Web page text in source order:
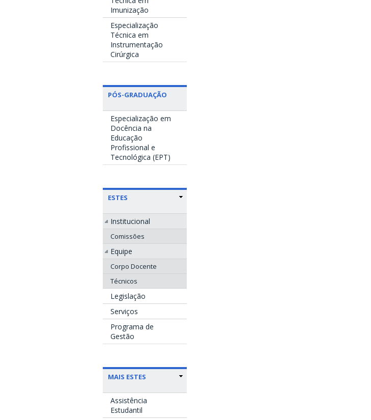
Imunização
Especialização
Técnica em
Instrumentação
Cirúrgica
PÓS-GRADUAÇÃO
Especialização em
Docência na
Educação
Profissional e
Tecnológica (EPT)
ESTES
Institucional
Comissões
Equipe
Corpo Docente
Técnicos
Legislação
Serviços
Programa de
Gestão
MAIS ESTES
Assistência
Estudantil